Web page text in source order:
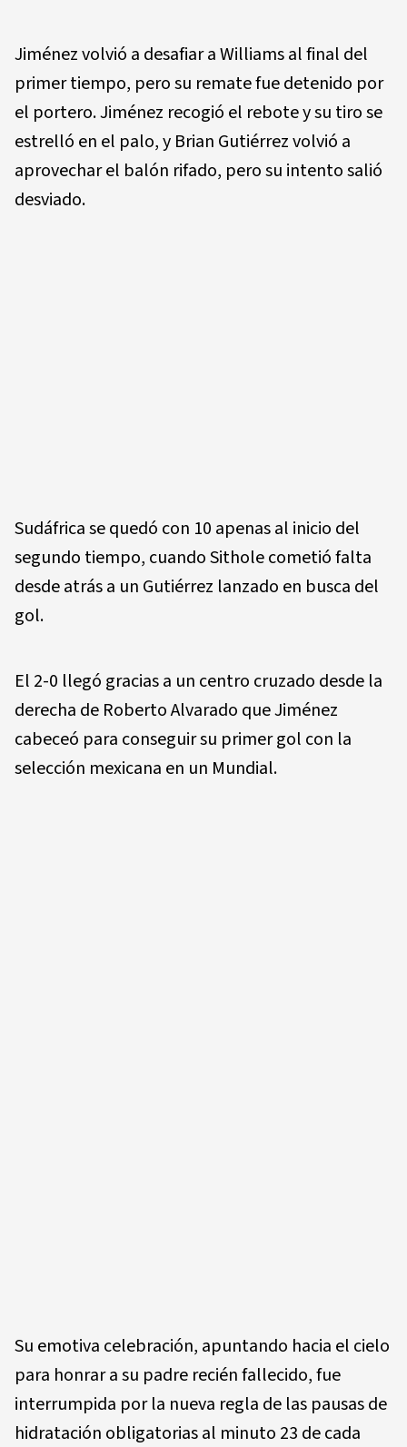
Jiménez volvió a desafiar a Williams al final del
primer tiempo, pero su remate fue detenido por
el portero. Jiménez recogió el rebote y su tiro se
estrelló en el palo, y Brian Gutiérrez volvió a
aprovechar el balón rifado, pero su intento salió
desviado.
Sudáfrica se quedó con 10 apenas al inicio del
segundo tiempo, cuando Sithole cometió falta
desde atrás a un Gutiérrez lanzado en busca del
gol.
El 2-0 llegó gracias a un centro cruzado desde la
derecha de Roberto Alvarado que Jiménez
cabeceó para conseguir su primer gol con la
selección mexicana en un Mundial.
Su emotiva celebración, apuntando hacia el cielo
para honrar a su padre recién fallecido, fue
interrumpida por la nueva regla de las pausas de
hidratación obligatorias al minuto 23 de cada